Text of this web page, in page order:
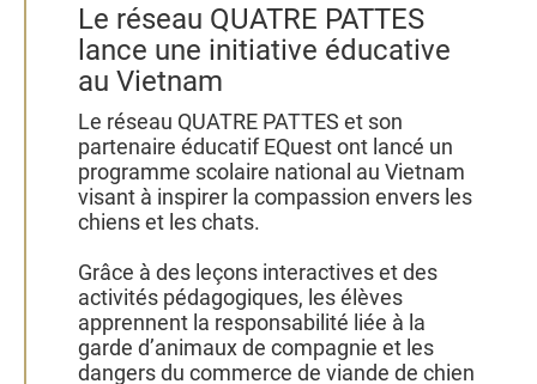
Le réseau QUATRE PATTES
lance une initiative éducative
au Vietnam
Le réseau QUATRE PATTES et son
partenaire éducatif EQuest ont lancé un
programme scolaire national au Vietnam
visant à inspirer la compassion envers les
chiens et les chats.
Grâce à des leçons interactives et des
activités pédagogiques, les élèves
apprennent la responsabilité liée à la
garde d’animaux de compagnie et les
dangers du commerce de viande de chien